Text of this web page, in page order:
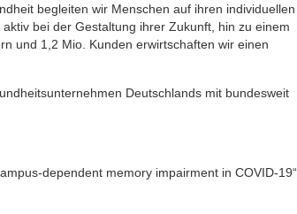
begleiten wir Menschen auf ihren individuellen
bei der Gestaltung ihrer Zukunft, hin zu einem
und 1,2 Mio. Kunden erwirtschaften wir einen
Deutschlands mit bundesweit
dependent memory impairment in COVID-19“